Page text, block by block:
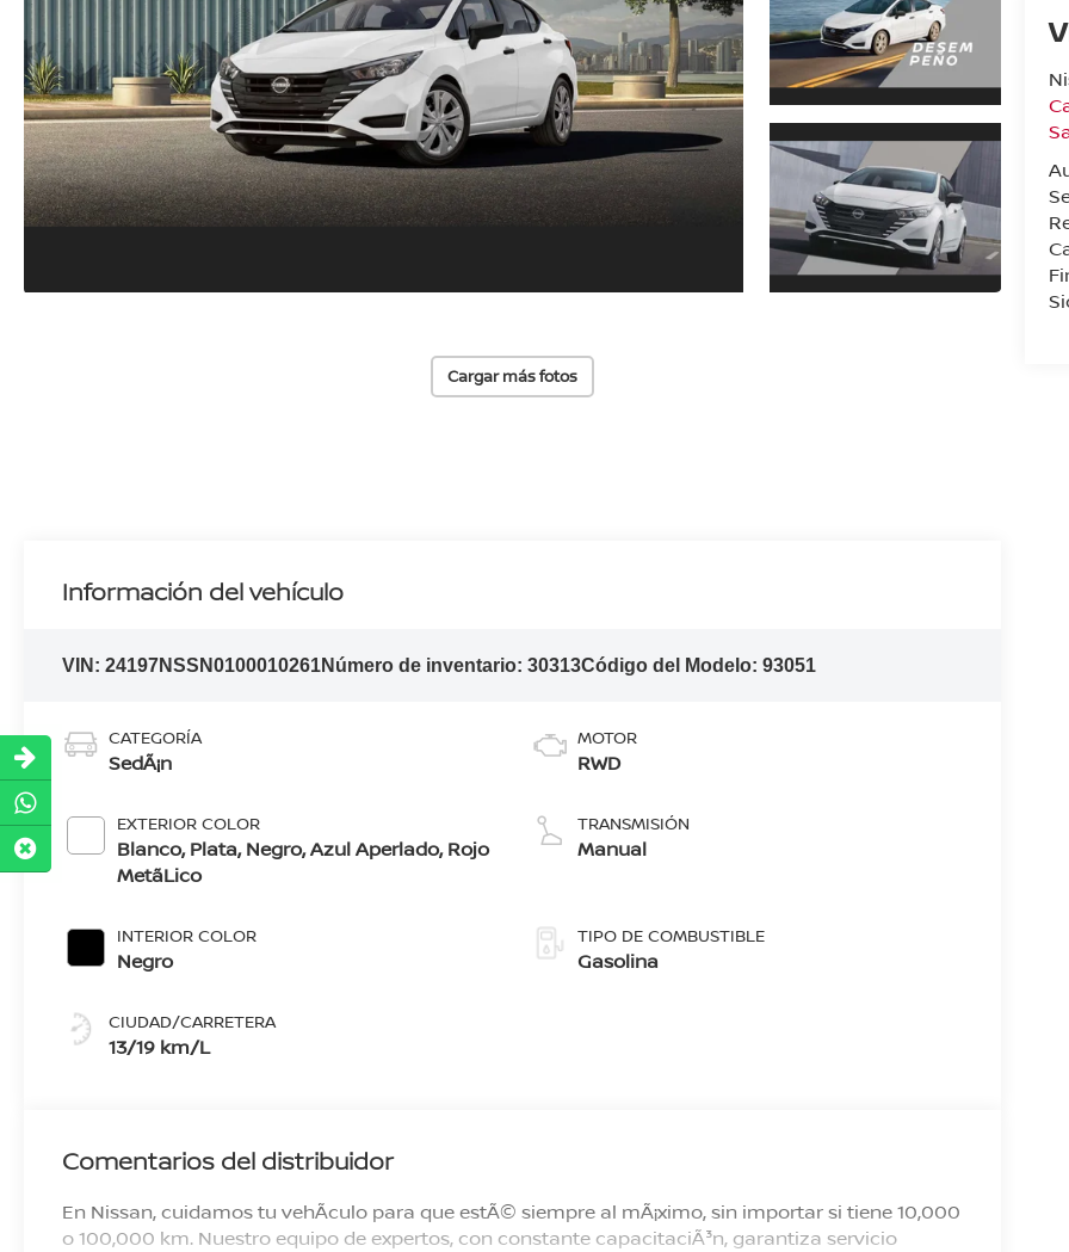
Cargar más fotos
Información del vehículo
VIN:24197NSSN0100010261Número de inventario:30313Código del Modelo:93051
CATEGORÍA
SedÃ¡n
EXTERIOR COLOR
Blanco, Plata, Negro, Azul Aperlado, Rojo
MetãLico
INTERIOR COLOR
Negro
CIUDAD/CARRETERA
13/19 km/L
MOTOR
RWD
TRANSMISIÓN
Manual
TIPO DE COMBUSTIBLE
Gasolina
Comentarios del distribuidor
En Nissan, cuidamos tu vehÃ­culo para que estÃ© siempre al mÃ¡ximo, sin importar si tiene 10,000
o 100,000 km. Nuestro equipo de expertos, con constante capacitaciÃ³n, garantiza servicio